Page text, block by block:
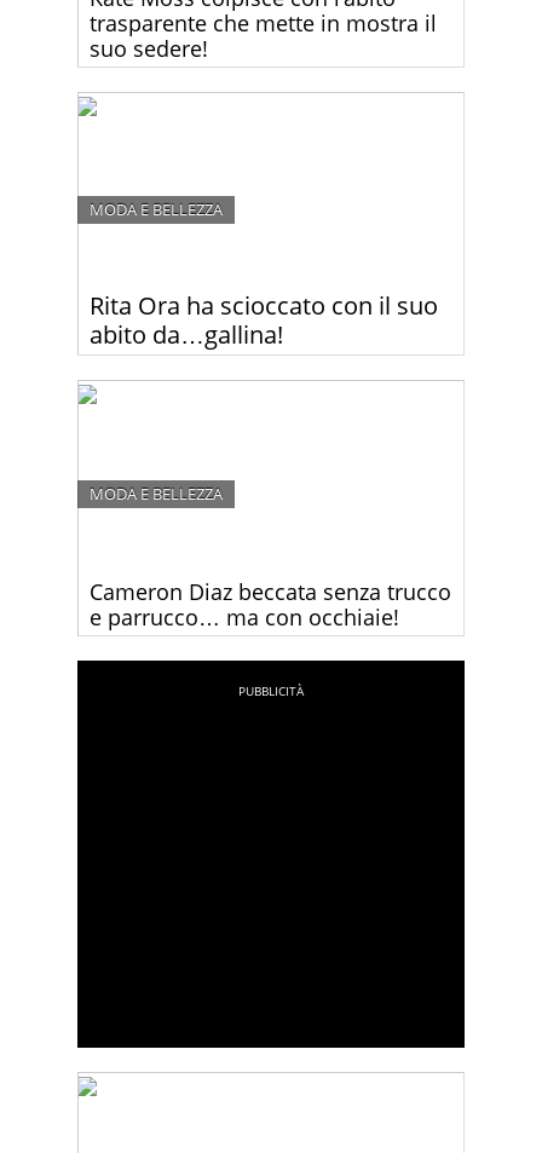
trasparente che mette in mostra il
suo sedere!
alla Fashion Week di Parigi. Guardate perché.
Rita Ora ha scioccato con il suo
abito da…gallina!
MODA E BELLEZZA
di Robert Kardashian, spesso colpisce con il suo
look un po’ particolare. Ma questa volta ha
Cameron Diaz beccata senza trucco
e parrucco… ma con occhiaie!
MODA E BELLEZZA